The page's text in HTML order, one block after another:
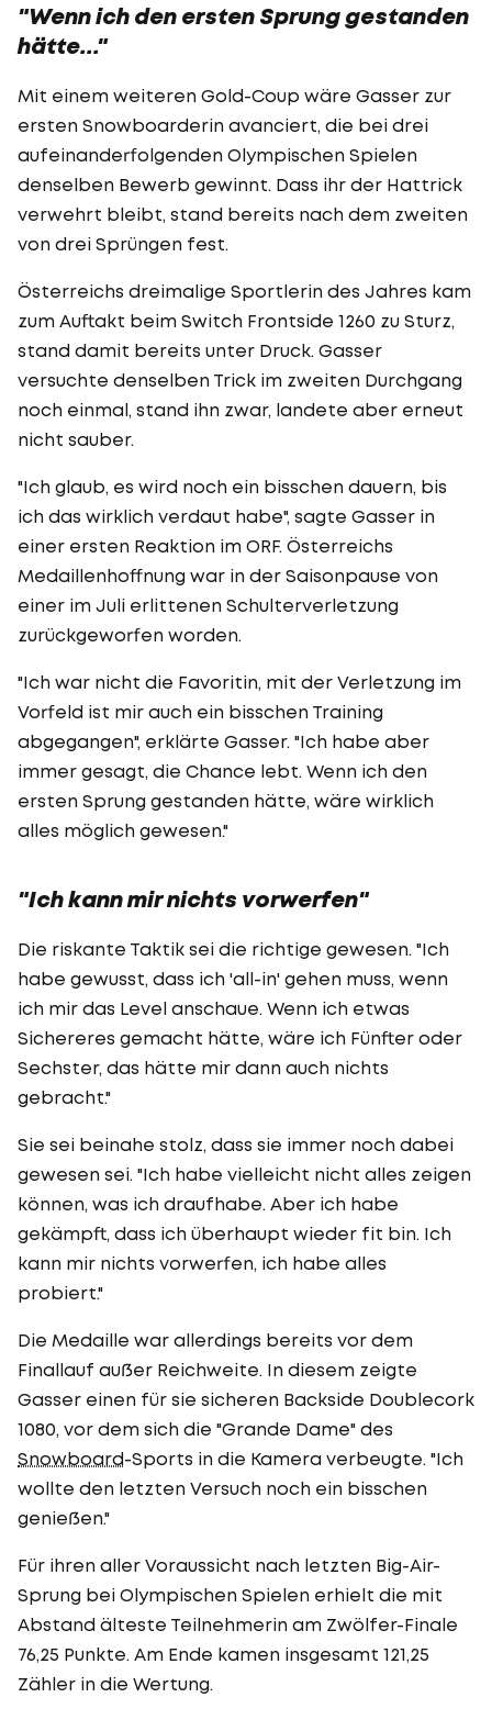
"Wenn ich den ersten Sprung gestanden
hätte..."
Mit einem weiteren Gold-Coup wäre Gasser zur
ersten Snowboarderin avanciert, die bei drei
aufeinanderfolgenden Olympischen Spielen
denselben Bewerb gewinnt. Dass ihr der Hattrick
verwehrt bleibt, stand bereits nach dem zweiten
von drei Sprüngen fest.
Österreichs dreimalige Sportlerin des Jahres kam
zum Auftakt beim Switch Frontside 1260 zu Sturz,
stand damit bereits unter Druck. Gasser
versuchte denselben Trick im zweiten Durchgang
noch einmal, stand ihn zwar, landete aber erneut
nicht sauber.
"Ich glaub, es wird noch ein bisschen dauern, bis
ich das wirklich verdaut habe", sagte Gasser in
einer ersten Reaktion im ORF. Österreichs
Medaillenhoffnung war in der Saisonpause von
einer im Juli erlittenen Schulterverletzung
zurückgeworfen worden.
"Ich war nicht die Favoritin, mit der Verletzung im
Vorfeld ist mir auch ein bisschen Training
abgegangen", erklärte Gasser. "Ich habe aber
immer gesagt, die Chance lebt. Wenn ich den
ersten Sprung gestanden hätte, wäre wirklich
alles möglich gewesen."
"Ich kann mir nichts vorwerfen"
Die riskante Taktik sei die richtige gewesen. "Ich
habe gewusst, dass ich 'all-in' gehen muss, wenn
ich mir das Level anschaue. Wenn ich etwas
Sichereres gemacht hätte, wäre ich Fünfter oder
Sechster, das hätte mir dann auch nichts
gebracht."
Sie sei beinahe stolz, dass sie immer noch dabei
gewesen sei. "Ich habe vielleicht nicht alles zeigen
können, was ich draufhabe. Aber ich habe
gekämpft, dass ich überhaupt wieder fit bin. Ich
kann mir nichts vorwerfen, ich habe alles
probiert."
Die Medaille war allerdings bereits vor dem
Finallauf außer Reichweite. In diesem zeigte
Gasser einen für sie sicheren Backside Doublecork
1080, vor dem sich die "Grande Dame" des
Snowboard-Sports in die Kamera verbeugte. "Ich
wollte den letzten Versuch noch ein bisschen
genießen."
Für ihren aller Voraussicht nach letzten Big-Air-
Sprung bei Olympischen Spielen erhielt die mit
Abstand älteste Teilnehmerin am Zwölfer-Finale
76,25 Punkte. Am Ende kamen insgesamt 121,25
Zähler in die Wertung.